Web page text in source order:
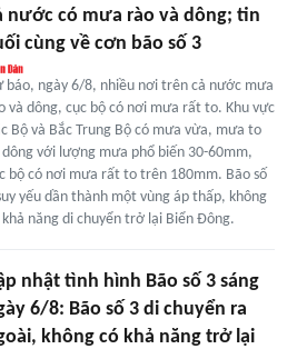
nước có mưa rào và dông; tin
cùng về cơn bão số 3
báo, ngày 6/8, nhiều nơi trên cả nước mưa
và dông, cục bộ có nơi mưa rất to. Khu vực
Bộ và Bắc Trung Bộ có mưa vừa, mưa to
dông với lượng mưa phổ biến 30-60mm,
bộ có nơi mưa rất to trên 180mm. Bão số
yếu dần thành một vùng áp thấp, không
khả năng di chuyển trở lại Biển Đông.
nhật tình hình Bão số 3 sáng
6/8: Bão số 3 di chuyển ra
không có khả năng trở lại